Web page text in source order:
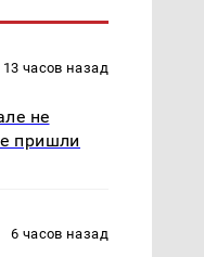
13 часов назад
не
пришли
6 часов назад